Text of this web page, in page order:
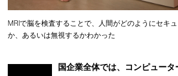
MRIで脳を検査することで、人間がどのようにセキ
か、あるいは無視するかわかった
国企業全体では、コンピュー